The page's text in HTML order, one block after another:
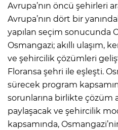
Avrupa’nın öncü şehirleri
Avrupa’nın dört bir
yapılan seçim sonucunda
Osmangazi; akıllı ulaşım,
ve şehircilik çözümleri
Floransa şehri ile eşleşti.
sürecek program
sorunlarına birlikte çözüm
paylaşacak ve şehircilik
kapsamında,